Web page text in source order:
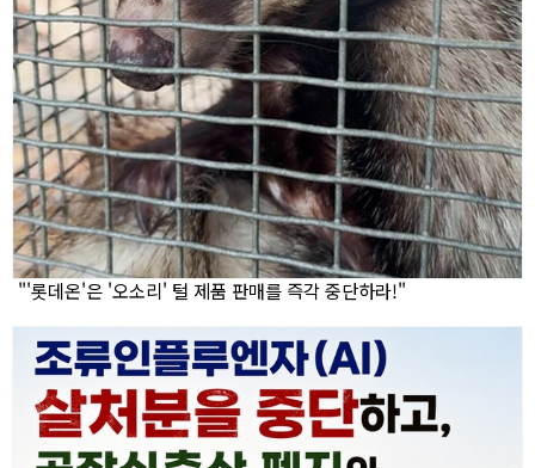
"'롯데온'은 '오소리' 털 제품 판매를 즉각 중단하라!"